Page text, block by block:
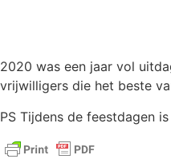
2020 was een jaar vol
vrijwilligers die het beste
PS Tijdens de feestdagen